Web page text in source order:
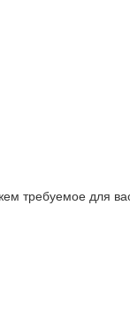
требуемое для